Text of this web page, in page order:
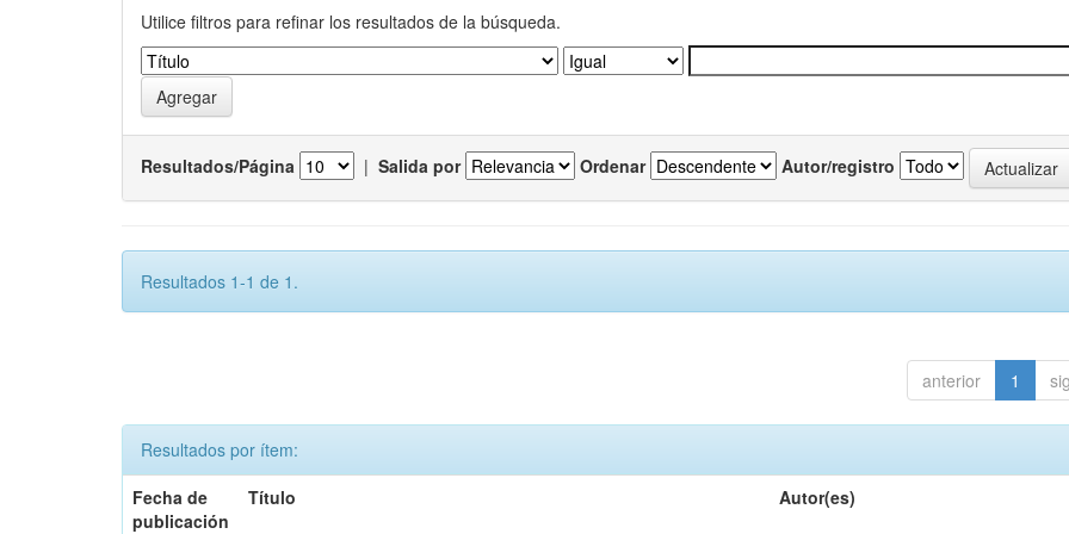
Utilice filtros para refinar los resultados de la búsqueda.
Resultados/Página | Salida por Ordenar Autor/registro
Resultados 1-1 de 1.
anterior 1
Resultados por ítem:
Fecha de
publicación
Título Autor(es)